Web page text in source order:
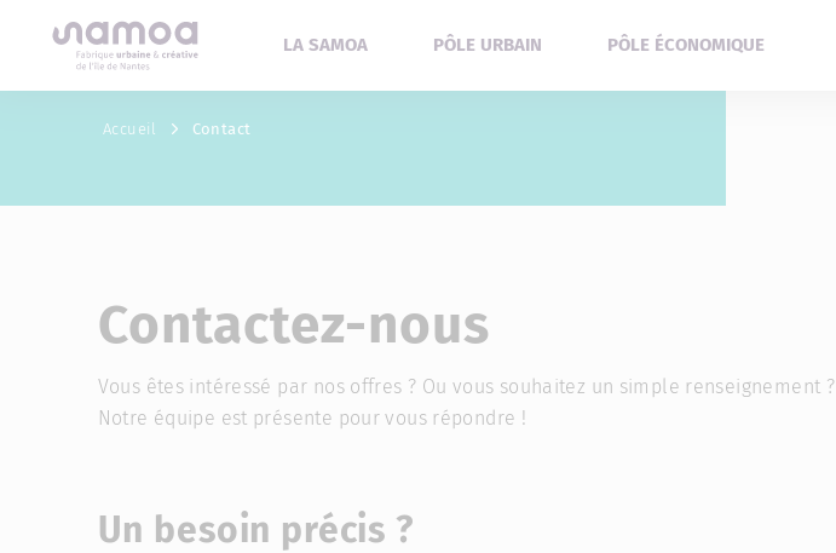
LA SAMOA PÔLE URBAIN PÔLE ÉCONOMIQUE
Accueil Contact
Contactez-nous
Vous êtes intéressé par nos offres ? Ou vous souhaitez un simple renseignement ?
Notre équipe est présente pour vous répondre !
Un besoin précis ?